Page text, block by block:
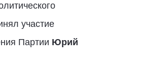
участие
Партии Юрий